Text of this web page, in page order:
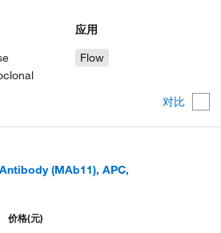
对比
应用
Flow
(MAb11), APC,
价格(元)